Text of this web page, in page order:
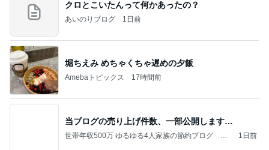
クロとこいたんって何かあったの？
あいのりブログ 1日前
堀ちえみ めちゃくちゃ遅めの夕飯
Amebaトピックス 17時間前
当ブログの売り上げ件数、一部公開します…
世帯年収500万 ゆるゆる4人家族の節約ブログ 〜
1日前